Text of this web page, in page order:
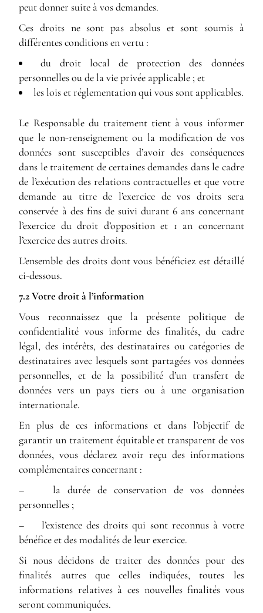
peut donner suite à vos demandes.
Ces droits ne sont pas absolus et sont soumis à
différentes conditions en vertu :
du droit local de protection des données
personnelles ou de la vie privée applicable ; et
les lois et réglementation qui vous sont applicables.
Le Responsable du traitement tient à vous informer
que le non-renseignement ou la modification de vos
données sont susceptibles d’avoir des conséquences
dans le traitement de certaines demandes dans le cadre
de l’exécution des relations contractuelles et que votre
demande au titre de l’exercice de vos droits sera
conservée à des fins de suivi durant 6 ans concernant
l’exercice du droit d’opposition et 1 an concernant
l’exercice des autres droits.
L’ensemble des droits dont vous bénéficiez est détaillé
ci-dessous.
7.2 Votre droit à l’information
Vous reconnaissez que la présente politique de
confidentialité vous informe des finalités, du cadre
légal, des intérêts, des destinataires ou catégories de
destinataires avec lesquels sont partagées vos données
personnelles, et de la possibilité d’un transfert de
données vers un pays tiers ou à une organisation
internationale.
En plus de ces informations et dans l’objectif de
garantir un traitement équitable et transparent de vos
données, vous déclarez avoir reçu des informations
complémentaires concernant :
– la durée de conservation de vos données
personnelles ;
– l’existence des droits qui sont reconnus à votre
bénéfice et des modalités de leur exercice.
Si nous décidons de traiter des données pour des
finalités autres que celles indiquées, toutes les
informations relatives à ces nouvelles finalités vous
seront communiquées.